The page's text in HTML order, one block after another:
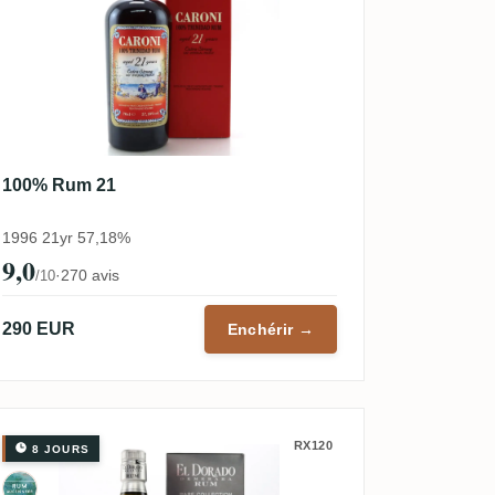
100% Rum 21
1996 21yr 57,18%
9,0/10·270 avis
290 EUR Enchérir →
8 JOURS RX120